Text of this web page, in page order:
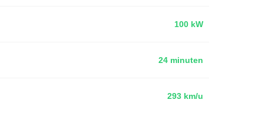
100 kW
24 minuten
293 km/u